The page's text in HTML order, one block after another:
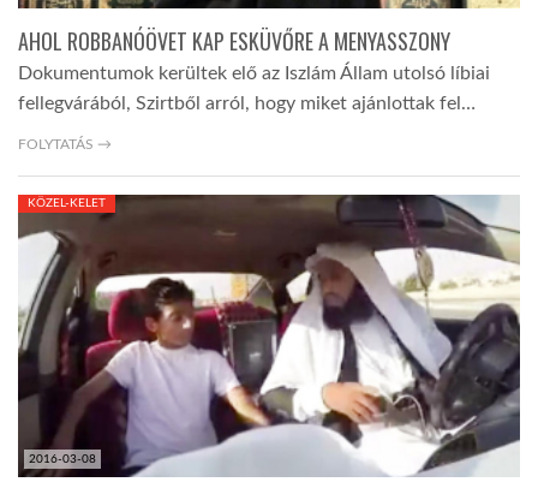
GLOBOTV BP
HÍR3D
TROPICALMAGAZIN
GLOBOTV
AFRIKA TUDÁSTÁR
AHOL ROBBANÓÖVET KAP ESKÜVŐRE A MENYASSZONY
Dokumentumok kerültek elő az Iszlám Állam utolsó líbiai
fellegvárából, Szirtből arról, hogy miket ajánlottak fel…
FOLYTATÁS →
2016-03-08
KÖZEL-KELET